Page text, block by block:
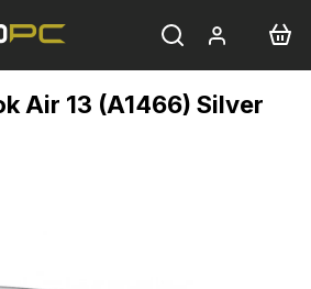
Air 13 (A1466) Silver